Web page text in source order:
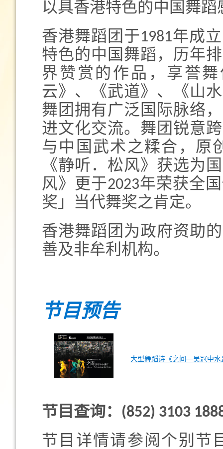
以具香港特色的中国舞蹈
香港舞蹈团于1981年成
特色的中国舞蹈，历年
界赞赏的作品，享誉
云》、《武道》、《山
舞团拥有广泛国际脉络
进文化交流。舞团锐意
与中国武术之糅合，原
《静听．松风》获选为
风》更于2023年荣获全
奖」当代舞奖之肯定。
香港舞蹈团为政府资助
善及非牟利机构。
节目预告
大型舞蹈诗《之间──吴冠中水
节目查询：(852) 3103
节目详情请参阅个别节